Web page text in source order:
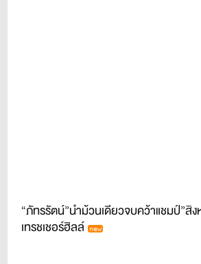
“ภัทรรัตน์”นำม้วนเดียวจบคว้าแชมป์”สิ
เทรชเชอร์ฮิลล์